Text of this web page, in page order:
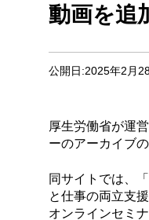
動画を追
公開日:2025年2月
厚生労働省が運
ーのアーカイブ
同サイトでは、
と仕事の両立支
オンラインセミ